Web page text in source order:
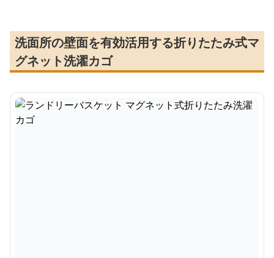
洗面所の壁面を有効活用する折りたたみ式マ
グネット洗濯カゴ